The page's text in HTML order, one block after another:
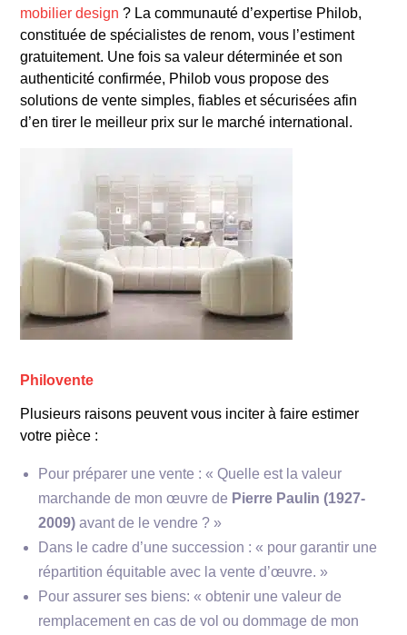
560
mobilier design ? La communauté d’expertise Philob,
constituée de spécialistes de renom, vous l’estiment
gratuitement. Une fois sa valeur déterminée et son
authenticité confirmée, Philob vous propose des
solutions de vente simples, fiables et sécurisées afin
d’en tirer le meilleur prix sur le marché international.
Philovente
Plusieurs raisons peuvent vous inciter à faire estimer
votre pièce :
Pour préparer une vente : « Quelle est la valeur
marchande de mon œuvre de Pierre Paulin (1927-
2009) avant de le vendre ? »
Dans le cadre d’une succession : « pour garantir une
répartition équitable avec la vente d’œuvre. »
Pour assurer ses biens: « obtenir une valeur de
remplacement en cas de vol ou dommage de mon